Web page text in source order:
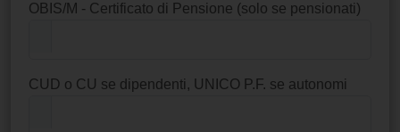
OBIS/M - Certificato di Pensione (solo se pensionati)
CUD o CU se dipendenti, UNICO P.F. se autonomi